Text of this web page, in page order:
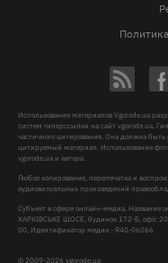
© 2009-2026 vgorode.ua
Использование материалов Vgorode.ua
систем гиперссылки на сайт vgorode.ua.
частичного цитирования. Она должна
цитируемый материал. Использование
vgorode.ua и автора.
Любое копирование, перепечатка и
аудиовизуальных произведений
Субъект в сфере онлайн-медиа, Название
ХАРКІВСЬКЕ ШОСЕ, будинок 172-Б, офіс
00, Идентификатор медиа - R40-06066